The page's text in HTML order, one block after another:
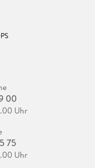
00
Uhr
75
Uhr